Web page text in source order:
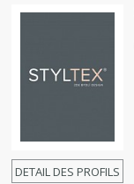
DETAIL DES PROFILS